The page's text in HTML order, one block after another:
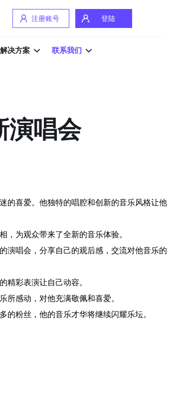
注册账号 登陆
解决方案 联系我们
演唱会
的喜爱。他独特的唱腔和创新的音乐风格让他
为观众带来了全新的音乐体验。
演唱会，分享自己的观后感，交流对他音乐的
精彩表演让自己动容。
所感动，对他充满敬佩和喜爱。
粉丝，他的音乐才华将继续闪耀乐坛。